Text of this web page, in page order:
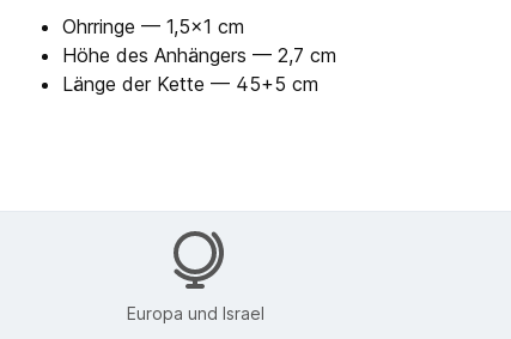
Ohrringe — 1,5x1 cm
Höhe des Anhängers — 2,7 cm
Länge der Kette — 45+5 cm
Europa und Israel